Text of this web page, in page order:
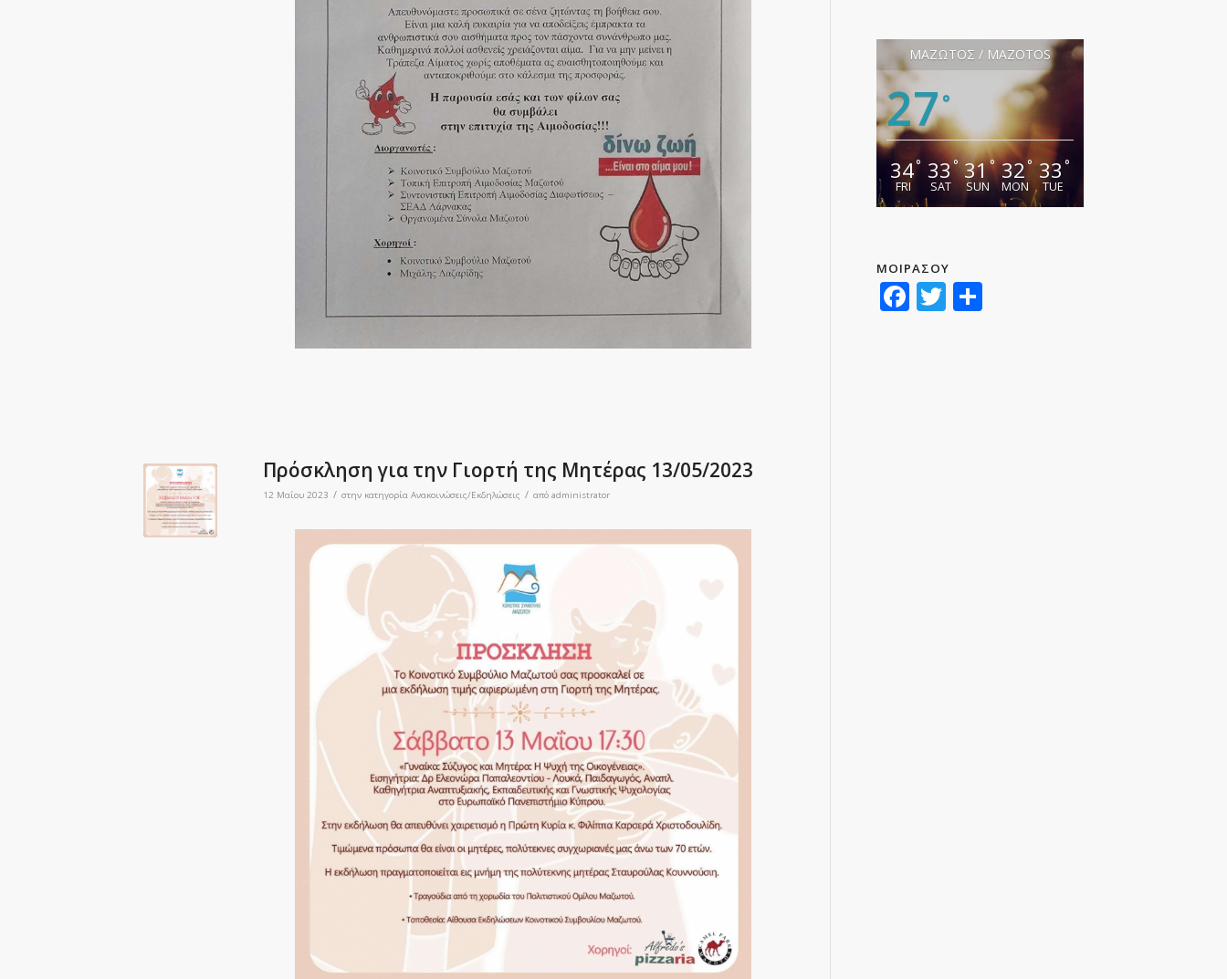
Πρόσκληση για την Γιορτή της Μητέρας 13/05/2023
12 Μαΐου 2023 / στην κατηγορία Ανακοινώσεις/Εκδηλώσεις / από administrator
ΜΑΖΩΤΟΣ / MAZOTOS
27°
34°
FRI
33°
SAT
31°
SUN
32°
MON
33 °
TUE
ΜΟΙΡΑΣΟΥ
Facebook
Twitter
Μοιραστείτε